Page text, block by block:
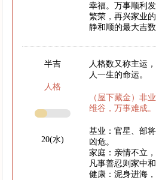
幸福。万事顺利
繁荣，再兴家业
静和顺的最大吉数
半吉
人格
20(水)
人格数又称主运
人一生的命运。
（屋下藏金）非
维谷，万事难成。
基业：官星、部
凶危。
家庭：亲情不立
凡事善忍则家中和
健康：泥身进海